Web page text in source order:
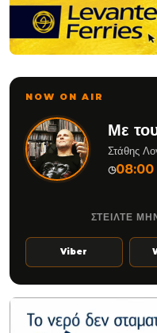
NOW ON AIR
Με
Στάθης
◷
ΣΤΕΙΛΤΕ
Viber